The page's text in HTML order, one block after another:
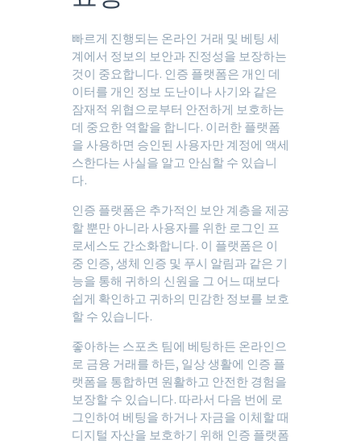
빠르게 진행되는 온라인 거래 및 베팅 세
계에서 정보의 보안과 진정성을 보장하는
것이 중요합니다. 인증 플랫폼은 개인 데
이터를 개인 정보 도난이나 사기와 같은
잠재적 위협으로부터 안전하게 보호하는
데 중요한 역할을 합니다. 이러한 플랫폼
을 사용하면 승인된 사용자만 계정에 액세
스한다는 사실을 알고 안심할 수 있습니
다.
인증 플랫폼은 추가적인 보안 계층을 제공
할 뿐만 아니라 사용자를 위한 로그인 프
로세스도 간소화합니다. 이 플랫폼은 이
중 인증, 생체 인증 및 푸시 알림과 같은 기
능을 통해 귀하의 신원을 그 어느 때보다
쉽게 확인하고 귀하의 민감한 정보를 보호
할 수 있습니다.
좋아하는 스포츠 팀에 베팅하든 온라인으
로 금융 거래를 하든, 일상 생활에 인증 플
랫폼을 통합하면 원활하고 안전한 경험을
보장할 수 있습니다. 따라서 다음 번에 로
그인하여 베팅을 하거나 자금을 이체할 때
디지털 자산을 보호하기 위해 인증 플랫폼